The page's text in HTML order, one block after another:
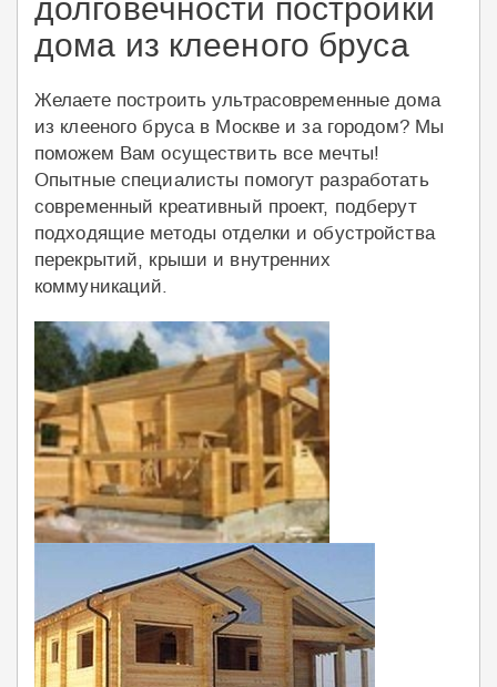
долговечности постройки
дома из клееного бруса
Желаете построить ультрасовременные дома
из клееного бруса в Москве и за городом? Мы
поможем Вам осуществить все мечты!
Опытные специалисты помогут разработать
современный креативный проект, подберут
подходящие методы отделки и обустройства
перекрытий, крыши и внутренних
коммуникаций.